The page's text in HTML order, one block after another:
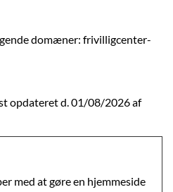
domæner: frivilligcenter-
opdateret d. 01/08/2026 af
med at gøre en hjemmeside